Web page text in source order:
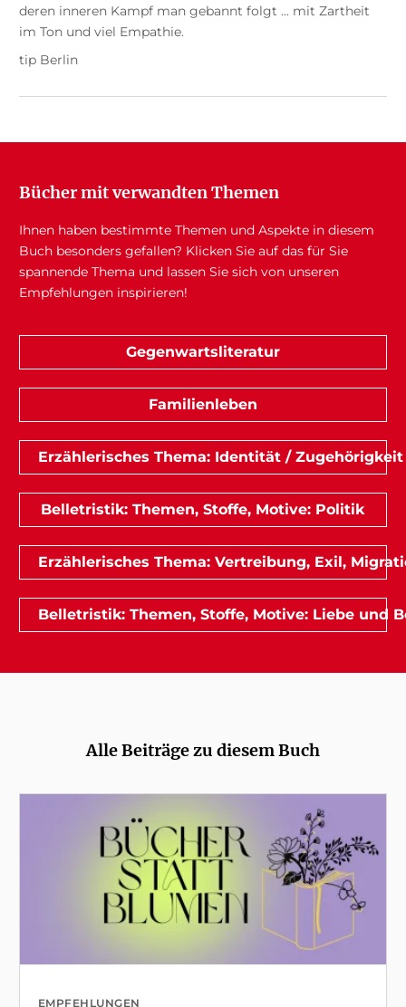
deren inneren Kampf man gebannt folgt ... mit Zartheit
im Ton und viel Empathie.
tip Berlin
Bücher mit verwandten Themen
Ihnen haben bestimmte Themen und Aspekte in diesem
Buch besonders gefallen? Klicken Sie auf das für Sie
spannende Thema und lassen Sie sich von unseren
Empfehlungen inspirieren!
Gegenwartsliteratur
Familienleben
Erzählerisches Thema: Identität / Zugehörigkeit
Belletristik: Themen, Stoffe, Motive: Politik
Erzählerisches Thema: Vertreibung, Exil,
Belletristik: Themen, Stoffe, Motive: Liebe und
Alle Beiträge zu diesem Buch
EMPFEHLUNGEN